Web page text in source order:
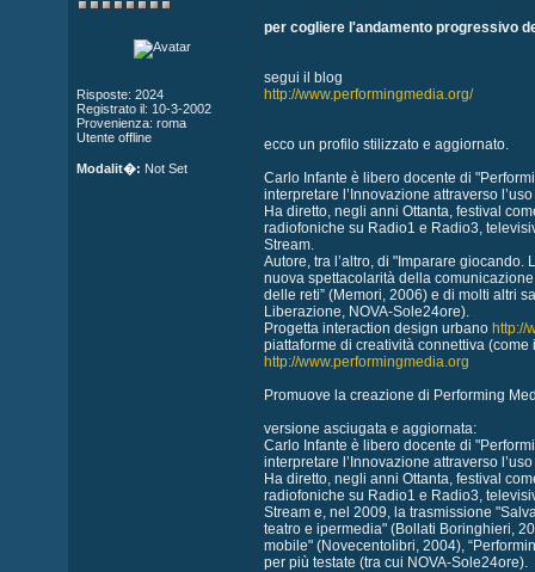
Risposte: 2024
Registrato il: 10-3-2002
Provenienza: roma
Utente offline
Modalit�: Not Set
per cogliere l'andamento progressivo
segui il blog
http://www.performingmedia.org/
ecco un profilo stilizzato e aggiornato.
Carlo Infante è libero docente di
interpretare l’Innovazione attraverso
Ha diretto, negli anni Ottanta, festival
radiofoniche su Radio1 e Radio3,
Stream.
Autore, tra l’altro, di "Imparare
nuova spettacolarità della
delle reti” (Memori, 2006) e di molti altri
Liberazione, NOVA-Sole24ore).
Progetta interaction design urbano http://
piattaforme di creatività connettiva
http://www.performingmedia.org
Promuove la creazione di Performing
versione asciugata e aggiornata:
Carlo Infante è libero docente di
interpretare l’Innovazione attraverso
Ha diretto, negli anni Ottanta, festival
radiofoniche su Radio1 e Radio3,
Stream e, nel 2009, la trasmissione
teatro e ipermedia" (Bollati Boringhieri,
mobile" (Novecentolibri, 2004),
per più testate (tra cui NOVA-Sole24ore).